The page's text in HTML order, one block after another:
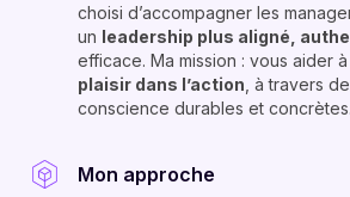
choisi d’accompagner les
un leadership plus aligné,
efficace. Ma mission : vous aider à
plaisir dans l’action , à travers
conscience durables et concrètes.
Mon approche